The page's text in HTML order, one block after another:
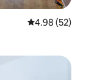
평점 4.98점(5
4.98 (52)